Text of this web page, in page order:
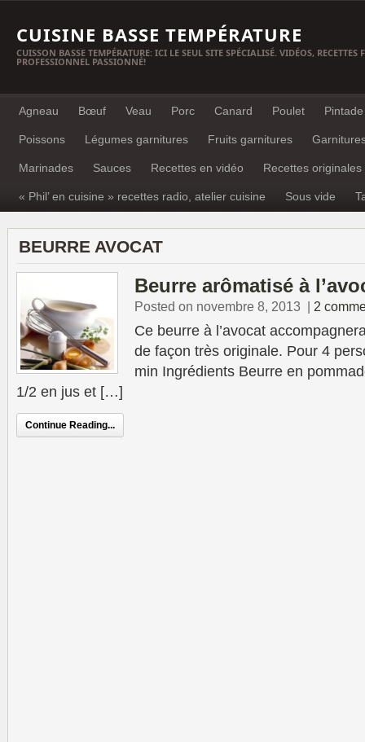
CUISINE BASSE TEMPÉRATURE
CUISSON BASSE TEMPÉRATURE: ICI LE SEUL SITE SPÉCIALISÉ. VIDÉOS, RECETTES
PROFESSIONNEL PASSIONNÉ!
Agneau Bœuf Veau Porc Canard Poulet Pintade
Poissons Légumes garnitures Fruits garnitures
Marinades Sauces Recettes en vidéo Recettes originales
« Phil’ en cuisine » recettes radio, atelier cuisine Sous vide
BEURRE AVOCAT
Beurre arômatisé à
Posted on novembre 8, 2013 | 2
Ce beurre à l’avocat
de façon très originale. Pour 4
min Ingrédients Beurre en
1/2 en jus et […]
Continue Reading...